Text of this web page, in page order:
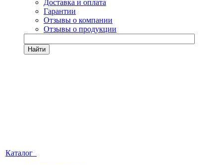
Доставка и оплата
Гарантии
Отзывы о компании
Отзывы о продукции
Найти
Каталог